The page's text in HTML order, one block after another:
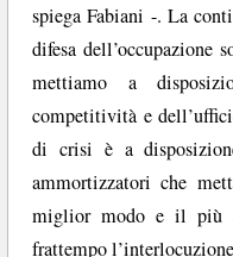
spiega Fabiani -. La
difesa dell’occupazione
mettiamo a
competitività e
di crisi è a
ammortizzatori che
miglior modo e il più
frattempo